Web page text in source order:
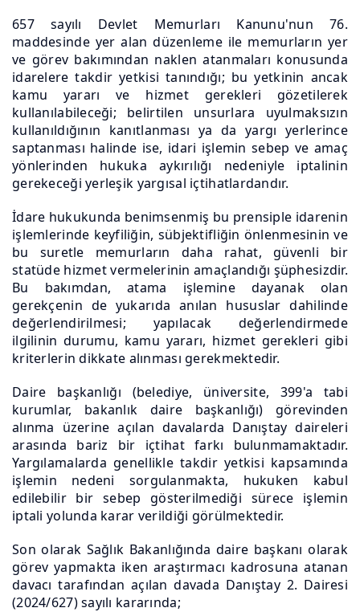
657 sayılı Devlet Memurları Kanunu'nun 76.
maddesinde yer alan düzenleme ile memurların yer
ve görev bakımından naklen atanmaları konusunda
idarelere takdir yetkisi tanındığı; bu yetkinin ancak
kamu yararı ve hizmet gerekleri gözetilerek
kullanılabileceği; belirtilen unsurlara uyulmaksızın
kullanıldığının kanıtlanması ya da yargı yerlerince
saptanması halinde ise, idari işlemin sebep ve amaç
yönlerinden hukuka aykırılığı nedeniyle iptalinin
gerekeceği yerleşik yargısal içtihatlardandır.
İdare hukukunda benimsenmiş bu prensiple idarenin
işlemlerinde keyfiliğin, sübjektifliğin önlenmesinin ve
bu suretle memurların daha rahat, güvenli bir
statüde hizmet vermelerinin amaçlandığı şüphesizdir.
Bu bakımdan, atama işlemine dayanak olan
gerekçenin de yukarıda anılan hususlar dahilinde
değerlendirilmesi; yapılacak değerlendirmede
ilgilinin durumu, kamu yararı, hizmet gerekleri gibi
kriterlerin dikkate alınması gerekmektedir.
Daire başkanlığı (belediye, üniversite, 399'a tabi
kurumlar, bakanlık daire başkanlığı) görevinden
alınma üzerine açılan davalarda Danıştay daireleri
arasında bariz bir içtihat farkı bulunmamaktadır.
Yargılamalarda genellikle takdir yetkisi kapsamında
işlemin nedeni sorgulanmakta, hukuken kabul
edilebilir bir sebep gösterilmediği sürece işlemin
iptali yolunda karar verildiği görülmektedir.
Son olarak Sağlık Bakanlığında daire başkanı olarak
görev yapmakta iken araştırmacı kadrosuna atanan
davacı tarafından açılan davada Danıştay 2. Dairesi
(2024/627) sayılı kararında;